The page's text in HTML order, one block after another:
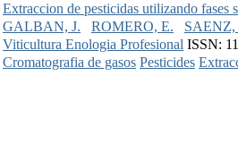
Extraccion de pesticidas utilizando fases
GALBAN, J. ROMERO, E.
SAENZ,
Viticultura Enologia Profesional ISSN:
Cromatografia de gasos Pesticides